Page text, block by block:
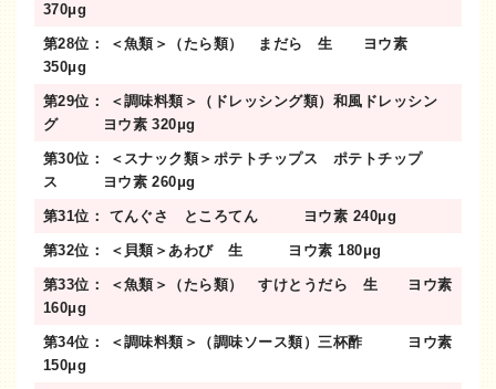
370μg
第28位： ＜魚類＞（たら類） まだら 生 ヨウ素
350μg
第29位： ＜調味料類＞（ドレッシング類）和風ドレッシン
グ ヨウ素 320μg
第30位： ＜スナック類＞ポテトチップス ポテトチップ
ス ヨウ素 260μg
第31位： てんぐさ ところてん ヨウ素 240μg
第32位： ＜貝類＞あわび 生 ヨウ素 180μg
第33位： ＜魚類＞（たら類） すけとうだら 生 ヨウ素
160μg
第34位： ＜調味料類＞（調味ソース類）三杯酢 ヨウ素
150μg